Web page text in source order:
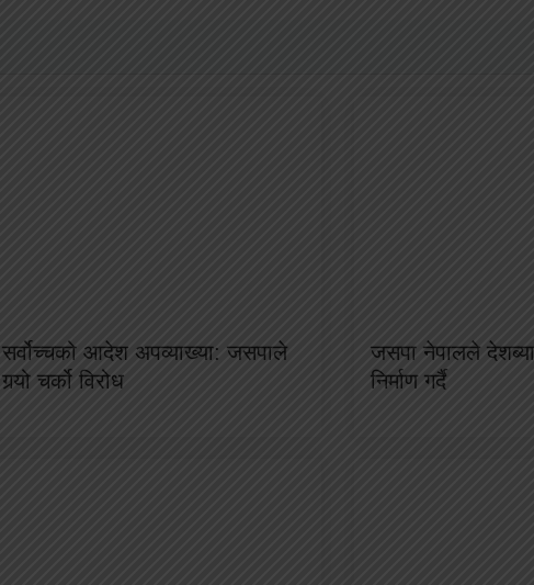
सर्वोच्चको आदेश अपव्याख्या: जसपाले
गर्‍यो चर्को विरोध
जसपा नेपालले
निर्माण गर्दै